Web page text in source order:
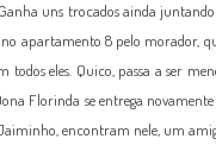
uns trocados ainda
apartamento 8 pelo morador,
eles. Quico, passa a ser
Florinda se entrega
encontram nele, um